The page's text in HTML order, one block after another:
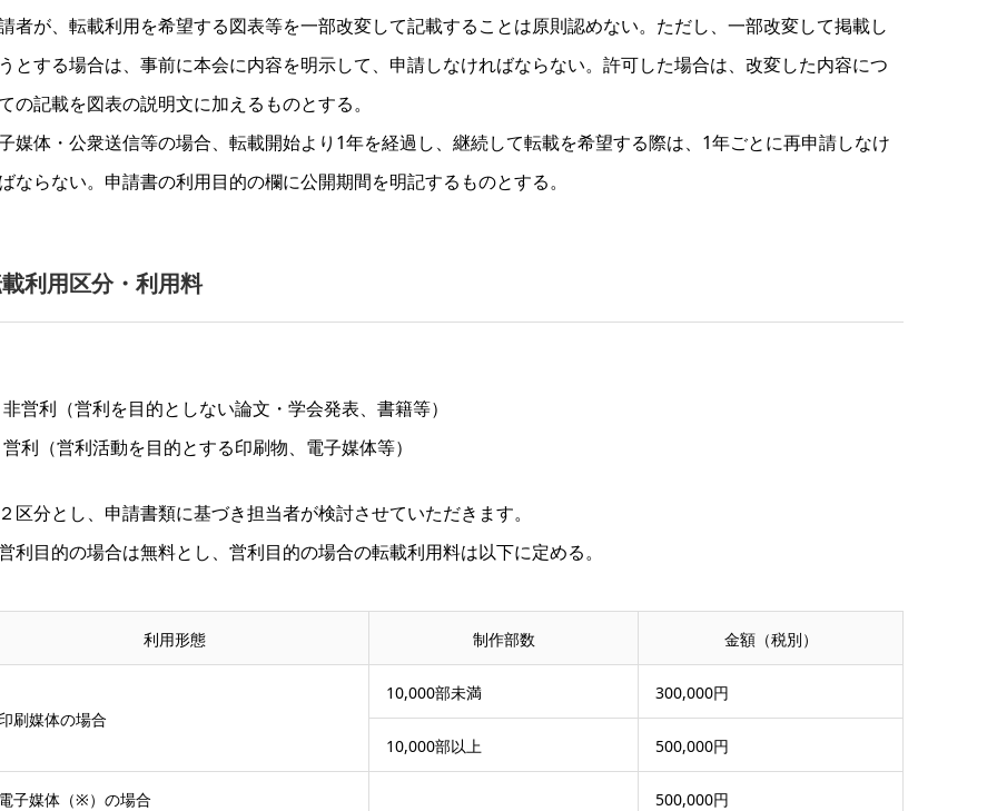
者が、転載利用を希望する図表等を一部改変して記載することは原則認めない。ただし、一部改変して掲載し
とする場合は、事前に本会に内容を明示して、申請しなければならない。許可した場合は、改変した内容につ
の記載を図表の説明文に加えるものとする。
媒体・公衆送信等の場合、転載開始より1年を経過し、継続して転載を希望する際は、1年ごとに再申請しなけ
ならない。申請書の利用目的の欄に公開期間を明記するものとする。
利用区分・利用料
非営利（営利を目的としない論文・学会発表、書籍等）
営利（営利活動を目的とする印刷物、電子媒体等）
区分とし、申請書類に基づき担当者が検討させていただきます。
利目的の場合は無料とし、営利目的の場合の転載利用料は以下に定める。
利用形態 制作部数 金額（税別）
刷媒体の場合
10,000部未満 300,000円
10,000部以上 500,000円
子媒体（※）の場合 500,000円